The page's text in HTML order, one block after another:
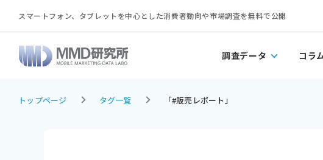
スマートフォン、タブレットを中心とした消費者動向や市場調査を無料で公開
調査データ コラ
トップページ タグ一覧 「#販売レポート」